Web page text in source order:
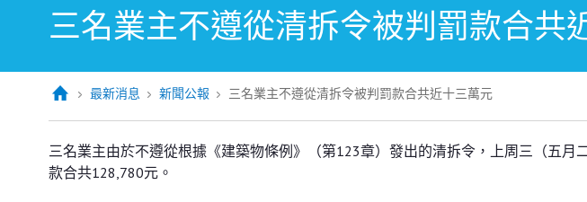
三名業主不遵從清拆令被判罰款合共
最新消息 新聞公報 三名業主不遵從清拆令被判罰款合共近十三萬元
三名業主不遵從清拆令被判罰款合共近十三萬元
三名業主由於不遵從根據《建築物條例》（第123章）發出的清拆令，上周三（五月
款合共128,780元。